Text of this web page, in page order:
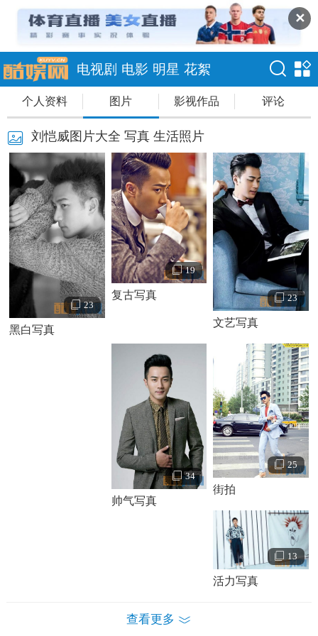
✕
电视剧 电影 明星 花絮
个人资料 图片 影视作品 评论
刘恺威图片大全 写真 生活照片
23
黑白写真
19
复古写真 23
文艺写真
34
帅气写真
25
街拍
13
活力写真
查看更多